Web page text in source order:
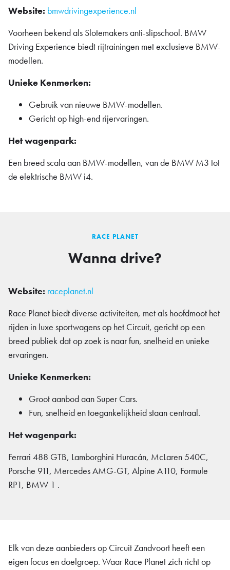
Website: bmwdrivingexperience.nl
Voorheen bekend als Slotemakers anti-slipschool. BMW
Driving Experience biedt rijtrainingen met exclusieve BMW-
modellen.
Unieke Kenmerken:
Gebruik van nieuwe BMW-modellen.
Gericht op high-end rijervaringen.
Het wagenpark:
Een breed scala aan BMW-modellen, van de BMW M3 tot
de elektrische BMW i4.
RACE PLANET
Wanna drive?
Website: raceplanet.nl
Race Planet biedt diverse activiteiten, met als hoofdmoot het
rijden in luxe sportwagens op het Circuit, gericht op een
breed publiek dat op zoek is naar fun, snelheid en unieke
ervaringen.
Unieke Kenmerken:
Groot aanbod aan Super Cars.
Fun, snelheid en toegankelijkheid staan centraal.
Het wagenpark:
Ferrari 488 GTB, Lamborghini Huracán, McLaren 540C,
Porsche 911, Mercedes AMG-GT, Alpine A110, Formule
RP1, BMW 1 .
Elk van deze aanbieders op Circuit Zandvoort heeft een
eigen focus en doelgroep. Waar Race Planet zich richt op